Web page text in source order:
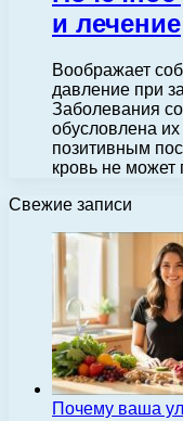
и лечение
Воображает
давление при
Заболевания
обусловлена
позитивным
кровь не может
Свежие записи
Почему ваша